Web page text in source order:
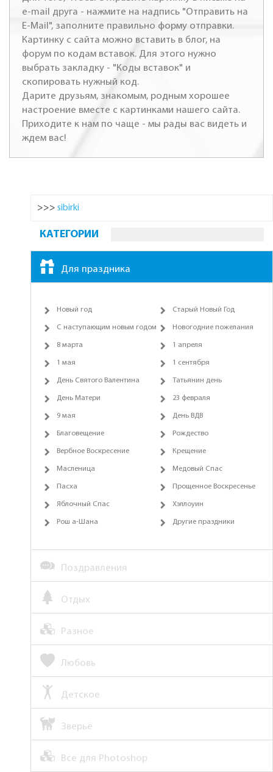
e-mail друга - нажмите на надпись "Отправить на
E-Mail", заполните правильно форму отправки.
Картинку с сайта можно вставить в блог, на
форум по кодам вставок. Для этого нужно
выбрать закладку - "Коды вставок" и
скопировать нужный код.
Дарите друзьям, знакомым, родным хорошее
настроение вместе с картинками нашего сайта.
Приходите к нам по чаще - мы рады вас видеть и
ждем вас!
>>> sibirki
КАТЕГОРИИ
Для праздника
Новый год Старый Новый Год
С наступающим новым годом Новогодние пожелания
8 марта 1 апреля
1 мая 1 сентября
День Святого Валентина Татьянин день
День Матери 23 февраля
9 мая День ВДВ
Благовещение Рождество
Вербное Воскресение Крещение
Масленица Медовый Спас
Пасха Прощенное Воскресенье
Яблочный Спас Хэллоуин
Рош а-Шана Другие праздники
Поздравления
Отдых
Разное
Любовь
Детское
Зверьё
Все для Photoshop